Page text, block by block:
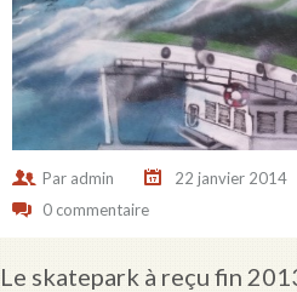
Par admin 22 janvier 2014
0 commentaire
Le skatepark à reçu fin